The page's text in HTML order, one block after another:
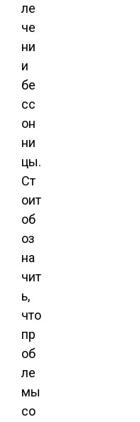
ле
че
ни
и
бе
сс
он
ни
цы.
Ст
оит
об
оз
на
чит
ь,
что
пр
об
ле
мы
со